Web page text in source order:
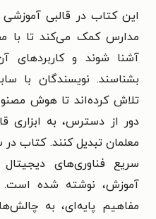
این کتاب در قالبی آموزشی
مدارس کمک می‌کند تا با
آشنا شوند و کاربردهای
بشناسند. نویسندگان با
تلاش کرده‌اند تا هوش
دور از دسترس، به ابزاری
معلمان تبدیل کنند. کتاب
سریع فناوری‌های
آموزش، نوشته شده است.
مفاهیم پایه‌ای، به